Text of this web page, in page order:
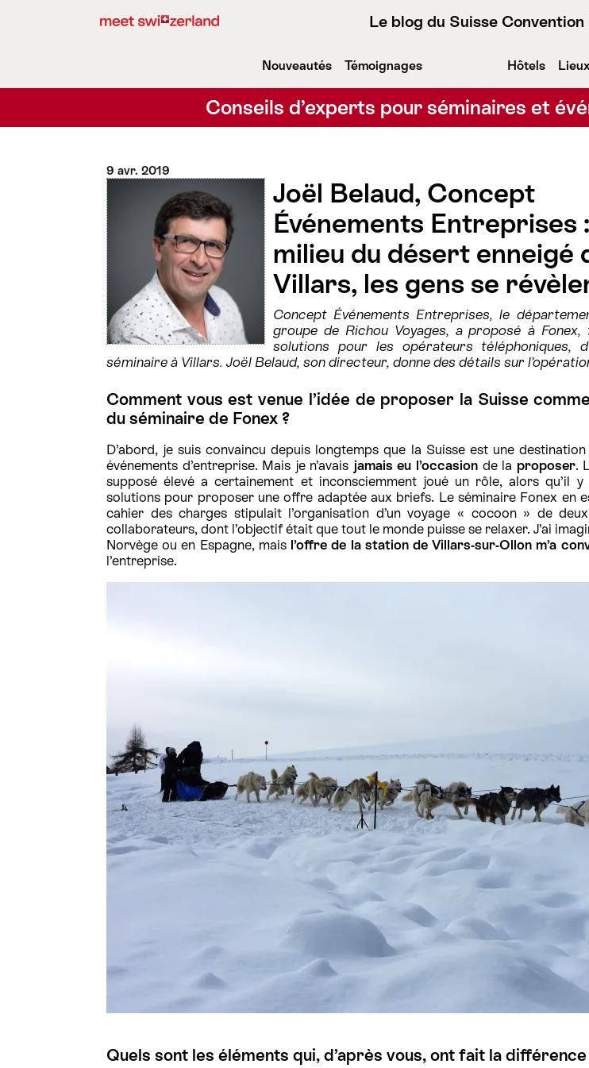
Le blog du Suisse Convention
Nouveautés Témoignages Hôtels
Conseils d’experts pour séminaires et
9 avr. 2019
Joël Belaud, Concept
Événements Entreprises
milieu du désert enneigé
Villars, les gens se
Concept Événements Entreprises, le
groupe de Richou Voyages, a proposé à Fonex,
solutions pour les opérateurs téléphoniques,
séminaire à Villars. Joël Belaud, son directeur, donne des détails sur
Comment vous est venue l’idée de proposer la Suisse
du séminaire de Fonex ?
D’abord, je suis convaincu depuis longtemps que la Suisse est une
événements d’entreprise. Mais je n’avais jamais eu l’occasion de la proposer.
supposé élevé a certainement et inconsciemment joué un rôle, alors qu’il
solutions pour proposer une offre adaptée aux briefs. Le séminaire Fonex en
cahier des charges stipulait l’organisation d’un voyage « cocoon » de
collaborateurs, dont l’objectif était que tout le monde puisse se relaxer. J’ai
Norvège ou en Espagne, mais l’offre de la station de Villars-sur-Ollon m’a
l’entreprise.
Quels sont les éléments qui, d’après vous, ont fait la différence